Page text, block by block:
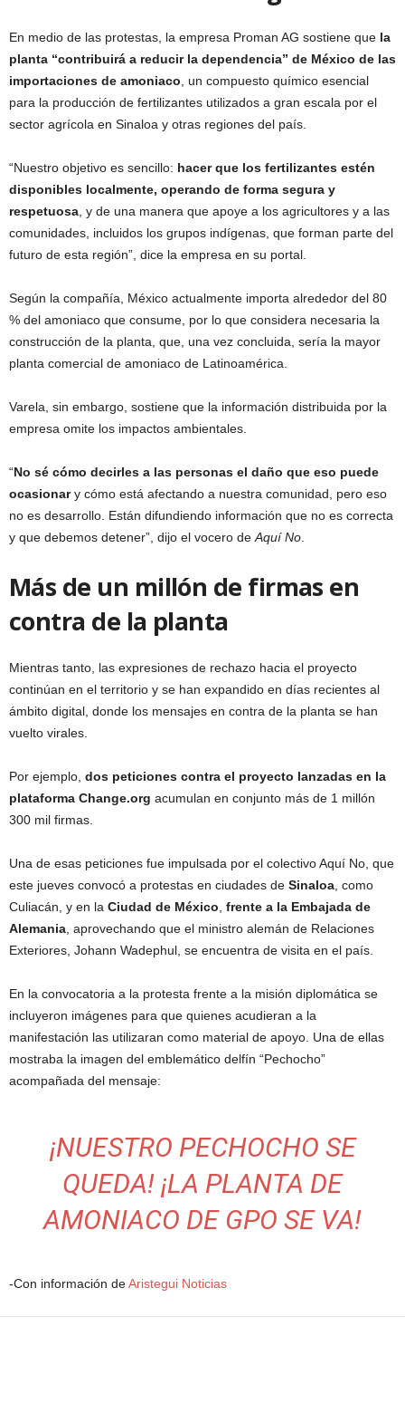
En medio de las protestas, la empresa Proman AG sostiene que la
planta “contribuirá a reducir la dependencia” de México de las
importaciones de amoniaco , un compuesto químico esencial
para la producción de fertilizantes utilizados a gran escala por el
sector agrícola en Sinaloa y otras regiones del país.
“Nuestro objetivo es sencillo: hacer que los fertilizantes estén
disponibles localmente, operando de forma segura y
respetuosa , y de una manera que apoye a los agricultores y a las
comunidades, incluidos los grupos indígenas, que forman parte del
futuro de esta región”, dice la empresa en su portal.
Según la compañía, México actualmente importa alrededor del 80
% del amoniaco que consume, por lo que considera necesaria la
construcción de la planta, que, una vez concluida, sería la mayor
planta comercial de amoniaco de Latinoamérica.
Varela, sin embargo, sostiene que la información distribuida por la
empresa omite los impactos ambientales.
“No sé cómo decirles a las personas el daño que eso puede
ocasionary cómo está afectando a nuestra comunidad, pero eso
no es desarrollo. Están difundiendo información que no es correcta
y que debemos detener”, dijo el vocero de Aquí No
Más de un millón de firmas en
contra de la planta
Mientras tanto, las expresiones de rechazo hacia el proyecto
continúan en el territorio y se han expandido en días recientes al
ámbito digital, donde los mensajes en contra de la planta se han
vuelto virales.
Por ejemplo, dos peticiones contra el proyecto lanzadas en la
plataforma Change.org acumulan en conjunto más de 1 millón
300 mil firmas.
Una de esas peticiones fue impulsada por el colectivo Aquí No, que
este jueves convocó a protestas en ciudades de Sinaloa , como
Culiacán, y en la Ciudad de México frente a la Embajada de
Alemania , aprovechando que el ministro alemán de Relaciones
Exteriores, Johann Wadephul, se encuentra de visita en el país.
En la convocatoria a la protesta frente a la misión diplomática se
incluyeron imágenes para que quienes acudieran a la
manifestación las utilizaran como material de apoyo. Una de ellas
mostraba la imagen del emblemático delfín “Pechocho”
acompañada del mensaje:
¡NUESTRO PECHOCHO SE
QUEDA! ¡LA PLANTA DE
AMONIACO DE GPO SE VA!
-Con información deAristegui Noticias